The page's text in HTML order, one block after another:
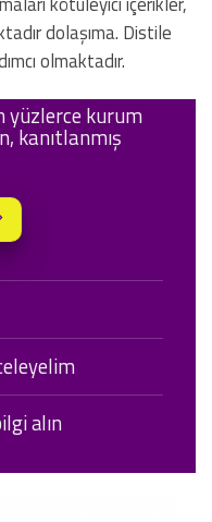
dolaşıma. Distile
olmaktadır.
alın
yüzlerce kurum
kanıtlanmış